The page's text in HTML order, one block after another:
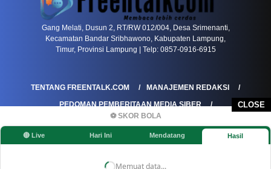
CLOSE
⚽ SKOR BOLA
🔴 Live Hari Ini Mendatang Hasil
Memuat data...
Gang Melati, Dusun 2, RT/RW 012/004, Desa Srimenanti,
Kecamatan Bandar Sribhawono, Kabupaten Lampung,
Timur, Provinsi Lampung | Telp: 0857-0916-6915
TENTANG FREENTALK.COM
MANAJEMEN REDAKSI
PEDOMAN PEMBERITAAN MEDIA SIBER
PEDOMAN PEMBERITAAN RAMAH ANAK
KOREKSI & KLARIFIKASI
KEBIJAKAN IKLAN / ADVERTORIAL